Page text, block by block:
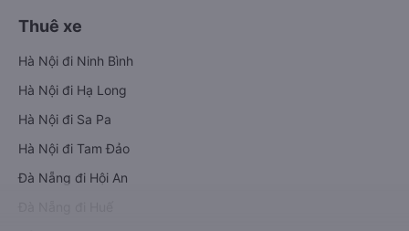
Thuê xe
Hà Nội đi Ninh Bình
Hà Nội đi Hạ Long
Hà Nội đi Sa Pa
Hà Nội đi Tam Đảo
Đà Nẵng đi Hội An